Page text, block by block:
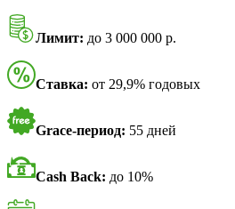
Лимит: до 3 000 000 р.
Ставка: от 29,9% годовых
Grace-период: 55 дней
Cash Back: до 10%